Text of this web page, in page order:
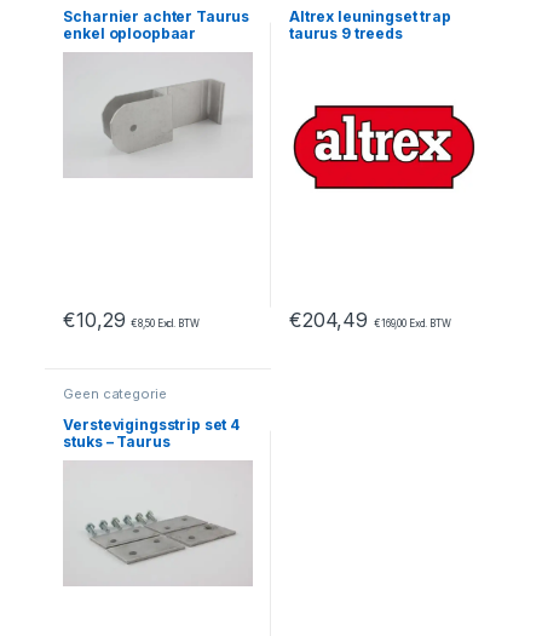
Scharnier achter Taurus
enkel oploopbaar
/magazijntrap
€10,29 €8,50Excl. BTW
Altrex leuningset trap
taurus 9 treeds
€204,49 €169,00Excl. BTW
Geen categorie
Verstevigingsstrip set 4
stuks – Taurus
Magazijntrap